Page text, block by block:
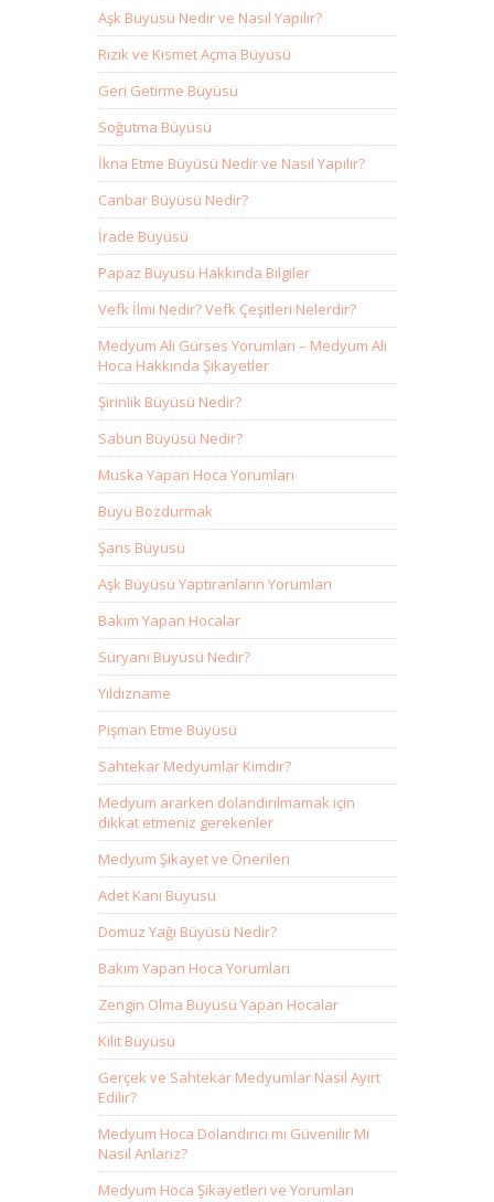
Aşk Büyüsü Nedir ve Nasıl Yapılır?
Rızık ve Kısmet Açma Büyüsü
Geri Getirme Büyüsü
Soğutma Büyüsü
İkna Etme Büyüsü Nedir ve Nasıl Yapılır?
Canbar Büyüsü Nedir?
İrade Büyüsü
Papaz Büyüsü Hakkında Bilgiler
Vefk İlmi Nedir? Vefk Çeşitleri Nelerdir?
Medyum Ali Gürses Yorumları – Medyum Ali
Hoca Hakkında Şikayetler
Şirinlik Büyüsü Nedir?
Sabun Büyüsü Nedir?
Muska Yapan Hoca Yorumları
Büyü Bozdurmak
Şans Büyüsü
Aşk Büyüsü Yaptıranların Yorumları
Bakım Yapan Hocalar
Süryani Büyüsü Nedir?
Yıldızname
Pişman Etme Büyüsü
Sahtekar Medyumlar Kimdir?
Medyum ararken dolandırılmamak için
dikkat etmeniz gerekenler
Medyum Şikayet ve Önerileri
Adet Kanı Büyüsü
Domuz Yağı Büyüsü Nedir?
Bakım Yapan Hoca Yorumları
Zengin Olma Büyüsü Yapan Hocalar
Kilit Büyüsü
Gerçek ve Sahtekar Medyumlar Nasıl Ayırt
Edilir?
Medyum Hoca Dolandırıcı mı Güvenilir Mi
Nasıl Anlarız?
Medyum Hoca Şikayetleri ve Yorumları